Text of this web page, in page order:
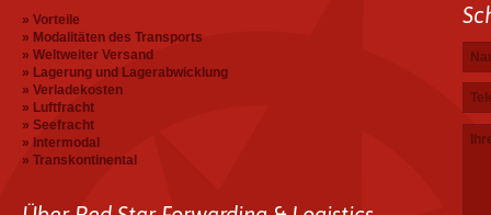
Vorteile
Modalitäten des Transports
Weltweiter Versand
Lagerung und Lagerabwicklung
Verladekosten
Luftfracht
Seefracht
Intermodal
Transkontinental
E-